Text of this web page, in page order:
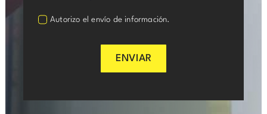
Autorizo el envío de información.
ENVIAR